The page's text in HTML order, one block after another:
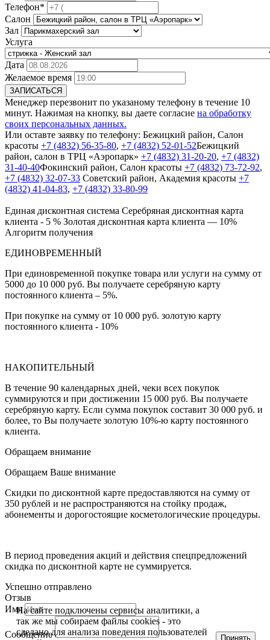
Телефон*
Салон
Зал
Услуга
Дата
Желаемое время
ЗАПИСАТЬСЯ
Менеджер перезвонит по указаному телефону в течение 10
минут. Нажимая на кнопку, вы даете согласие на обработку
своих персональных данных.
Или оставте заявку по телефону: Бежицкий район, Салон
красоты +7 (4832) 56-35-80, +7 (4832) 52-01-52Бежицкий
район, салон в ТРЦ «Аэропарк» +7 (4832) 31-20-20, +7 (4832)
31-40-40Фокинский район, Салон красоты +7 (4832) 73-72-92,
+7 (4832) 32-07-33 Cоветский район, Академия красоты +7
(4832) 41-04-83, +7 (4832) 33-80-99
Единая дисконтная система Серебряная дисконтная карта
клиента - 5 % Золотая дисконтная карта клиента — 10%
Алгоритм получения
ЕДИНОВРЕМЕННЫЙ
При единовременной покупке товара или услуги на сумму от
5000 до 10 000 руб. Вы получаете серебряную карту
постоянного клиента – 5%.
При покупке на сумму от 10 000 руб. золотую карту
постоянного клиента - 10%
НАКОПИТЕЛЬНЫЙ
В течение 90 календарных дней, чеки всех покупок
суммируются и при достижении 15 000 руб. Вы получаете
серебряную карту. Если сумма покупок составит 30 000 руб. и
более, то Вы получаете золотую 10%-ю карту постоянного
клиента.
Обращаем внимание
Обращаем Ваше внимание
Скидки по дисконтной карте предоставляются на сумму от
350 рублей и не распространяются на стойку продаж,
абонементы и дорогостоящие косметологические процедуры.
В период проведения акций и действия спецпредложений
скидка по дисконтной карте не суммируется.
Успешно отправлено
Отзыв
Имя
Сообщение
На сайте подключены сервисы аналитики, а
так же мы собираем файлы cookies - это
сделано для анализа поведения пользователей
Принять